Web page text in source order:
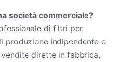
società commerciale?
di filtri per
produzione indipendente e
dirette in fabbrica,